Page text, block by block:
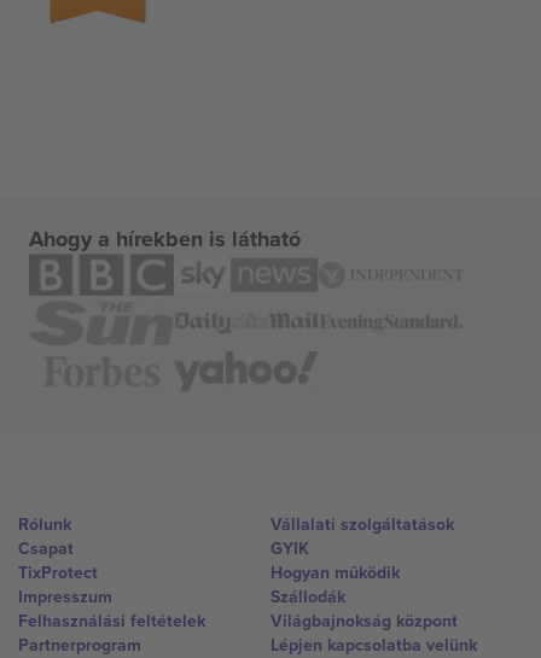
Ahogy a hírekben is látható
Rólunk
Csapat
TixProtect
Impresszum
Felhasználási feltételek
Partnerprogram
Vállalati szolgáltatások
GYIK
Hogyan működik
Szállodák
Világbajnokság központ
Lépjen kapcsolatba velünk